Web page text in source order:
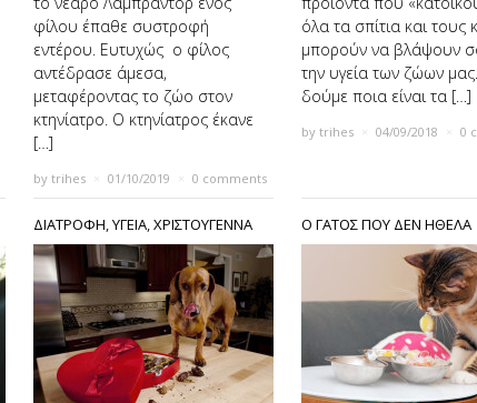
φίλου έπαθε συστροφή
εντέρου. Ευτυχώς ο φίλος
αντέδρασε άμεσα,
μεταφέροντας το ζώο στον
κτηνίατρο. Ο κτηνίατρος έκανε
[…]
by trihes 01/10/2019 0 comments
όλα τα σπίτια και τους
μπορούν να βλάψουν
την υγεία των ζώων
δούμε ποια είναι τα […]
by trihes 04/09/2018 0
ΔΙΑΤΡΟΦΗ,ΥΓΕΙΑ,ΧΡΙΣΤΟΥΓΕΝΝΑ Ο ΓΑΤΟΣ ΠΟΥ ΔΕΝ ΗΘΕΛΑ